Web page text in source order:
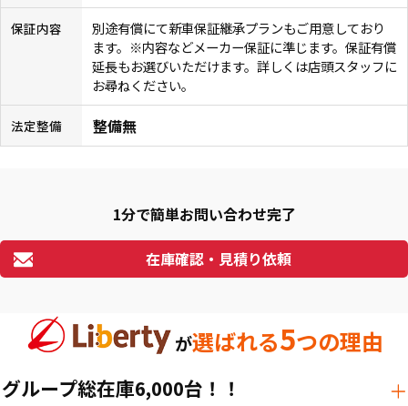
保証内容
別途有償にて新車保証継承プランもご用意しており
ます。※内容などメーカー保証に準じます。保証有償
延長もお選びいただけます。詳しくは店頭スタッフに
お尋ねください。
法定整備 整備無
1分で簡単お問い合わせ完了
在庫確認・見積り依頼
が選ばれる5つの理由
グループ総在庫6,000台！！